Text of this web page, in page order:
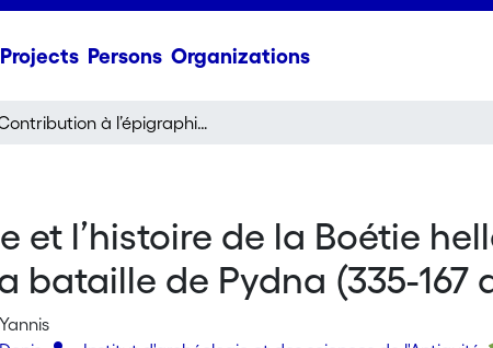
Projects Persons Organizations
Contribution à l’épigraphie et l’histoire de la Boétie hellénistique, de la destruction de Thèbes à la bataille de Pydna (335-167 av. J.-C.
et l’histoire de la Boétie
de Pydna (335-167